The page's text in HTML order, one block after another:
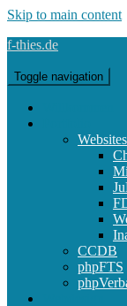
Skip to main content
f-thies.de
Toggle navigation
Websites
CCDB
phpFTS